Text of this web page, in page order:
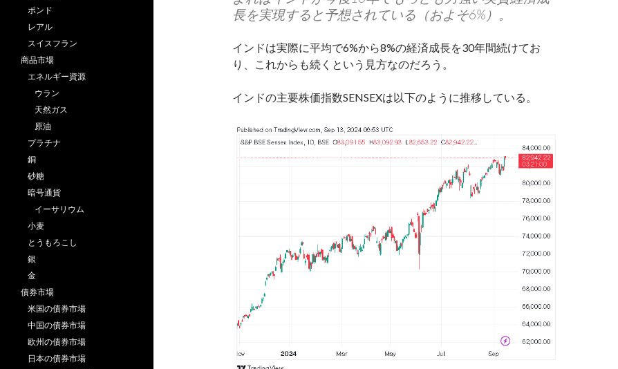
長を実現すると予想されている（およそ6%）。
インドは実際に平均で6%から8%の経済成長を30年間続けてお
り、これからも続くという見方なのだろう。
インドの主要株価指数SENSEXは以下のように推移している。
ポンド
レアル
スイスフラン
商品市場
エネルギー資源
ウラン
天然ガス
原油
プラチナ
銅
砂糖
暗号通貨
イーサリウム
小麦
とうもろこし
銀
金
債券市場
米国の債券市場
中国の債券市場
欧州の債券市場
日本の債券市場